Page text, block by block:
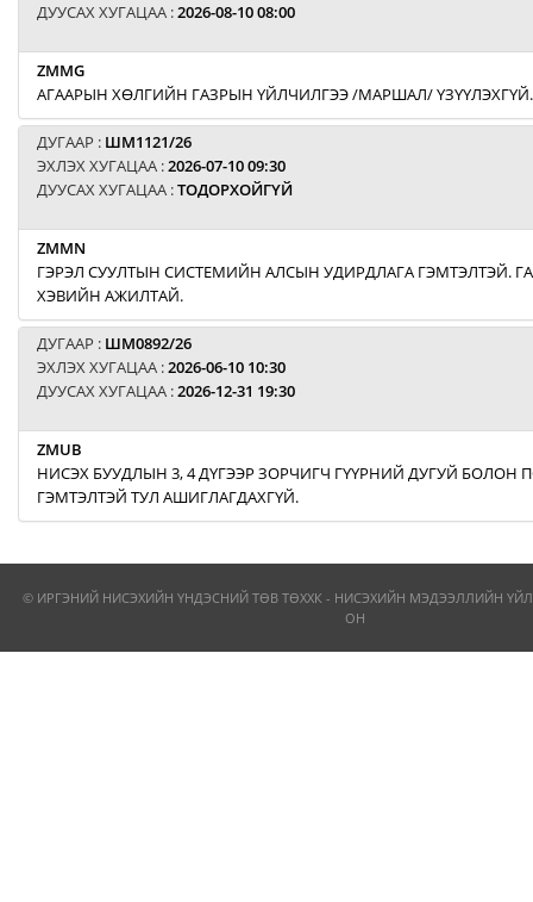
ДУУСАХ ХУГАЦАА :2026-08-10 08:00
ZMMG
АГААРЫН ХӨЛГИЙН ГАЗРЫН ҮЙЛЧИЛГЭЭ /МАРШАЛ/ ҮЗҮҮЛЭХГҮЙ.
ДУГААР : ШМ1121/26
ЭХЛЭХ ХУГАЦАА :2026-07-10 09:30
ДУУСАХ ХУГАЦАА :ТОДОРХОЙГҮЙ
ZMMN
ГЭРЭЛ СУУЛТЫН СИСТЕМИЙН АЛСЫН УДИРДЛАГА ГЭМТЭЛТЭЙ.
ХЭВИЙН АЖИЛТАЙ.
ДУГААР : ШМ0892/26
ЭХЛЭХ ХУГАЦАА :2026-06-10 10:30
ДУУСАХ ХУГАЦАА :2026-12-31 19:30
ZMUB
НИСЭХ БУУДЛЫН 3, 4 ДҮГЭЭР ЗОРЧИГЧ ГҮҮРНИЙ ДУГУЙ БОЛОН
ГЭМТЭЛТЭЙ ТУЛ АШИГЛАГДАХГҮЙ.
© ИРГЭНИЙ НИСЭХИЙН ҮНДЭСНИЙ ТӨВ ТӨХХК - НИСЭХИЙН МЭДЭЭЛЛИЙН
ОН